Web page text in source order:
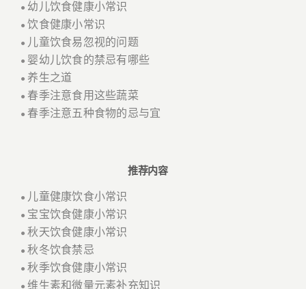
● 幼儿饮食健康小常识
●饮食健康小常识
● 儿童饮食易忽视的问题
● 婴幼儿饮食的禁忌有哪些
● 养生之道
● 春季注意食用这些蔬菜
● 春季注意五种食物的忌与宜
推荐内容
● 儿童健康饮食小常识
● 宝宝饮食健康小常识
●秋天饮食健康小常识
●秋冬饮食禁忌
●秋季饮食健康小常识
●维生素和微量元素补充知识